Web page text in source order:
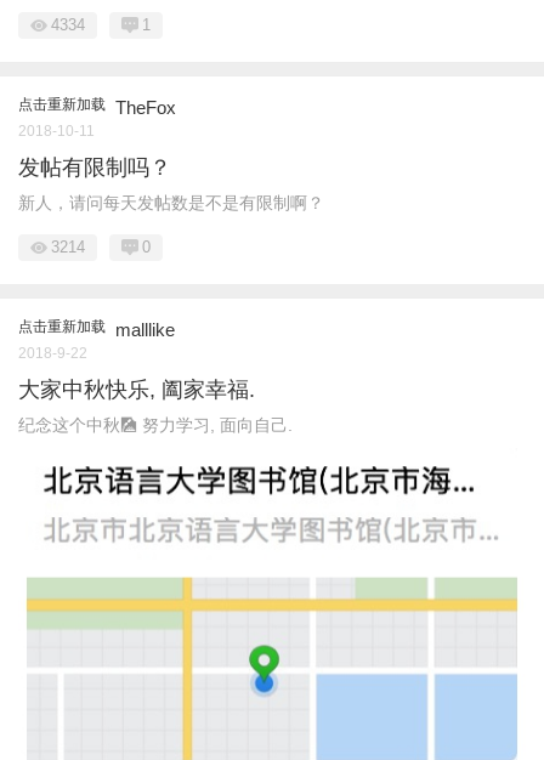
4334 1
点击重新加载 TheFox
2018-10-11
发帖有限制吗？
新人，请问每天发帖数是不是有限制啊？
3214 0
点击重新加载 malllike
2018-9-22
大家中秋快乐, 阖家幸福.
纪念这个中秋🎑 努力学习, 面向自己.